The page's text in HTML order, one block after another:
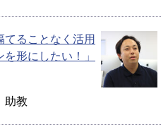
てることなく活用
形にしたい！」
教